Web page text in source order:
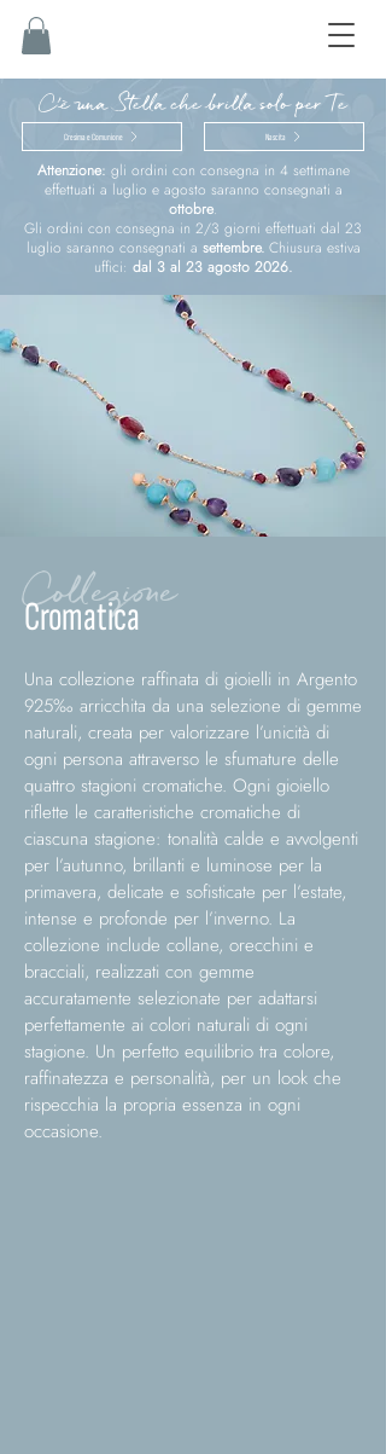
C'è una Stella che brilla solo per Te
Cresima e Comunione Nascita
Attenzione: gli ordini con consegna in 4 settimane
effettuati a luglio e agosto saranno consegnati a
ottobre.
Gli ordini con consegna in 2/3 giorni effettuati dal 23
luglio saranno consegnati a settembre.Chiusura estiva
uffici: dal 3 al 23 agosto 2026.
Collezione
Cromatica
Una collezione raffinata di gioielli in Argento
925‰ arricchita da una selezione di gemme
naturali, creata per valorizzare l’unicità di
ogni persona attraverso le sfumature delle
quattro stagioni cromatiche. Ogni gioiello
riflette le caratteristiche cromatiche di
ciascuna stagione: tonalità calde e avvolgenti
per l’autunno, brillanti e luminose per la
primavera, delicate e sofisticate per l’estate,
intense e profonde per l’inverno. La
collezione include collane, orecchini e
bracciali, realizzati con gemme
accuratamente selezionate per adattarsi
perfettamente ai colori naturali di ogni
stagione. Un perfetto equilibrio tra colore,
raffinatezza e personalità, per un look che
rispecchia la propria essenza in ogni
occasione.